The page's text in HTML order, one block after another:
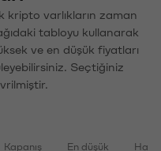
kripto varlıkların zaman
tabloyu kullanarak
ve en düşük fiyatları
Seçtiğiniz
Kapanış En düşük